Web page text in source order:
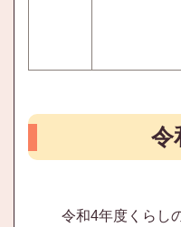
令
令和4年度くらし